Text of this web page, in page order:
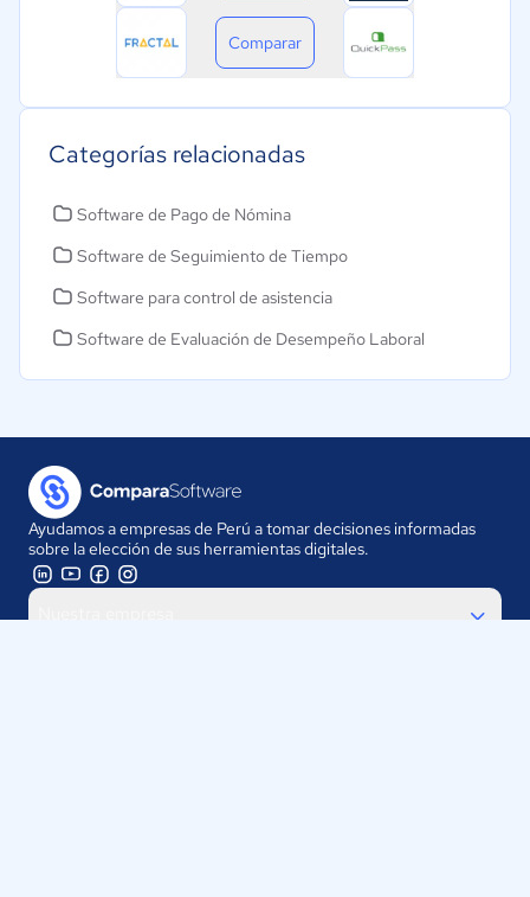
Comparar
Categorías relacionadas
Software de Pago de Nómina
Software de Seguimiento de Tiempo
Software para control de asistencia
Software de Evaluación de Desempeño Laboral
Ayudamos a empresas de Perú a tomar decisiones informadas
sobre la elección de sus herramientas digitales.